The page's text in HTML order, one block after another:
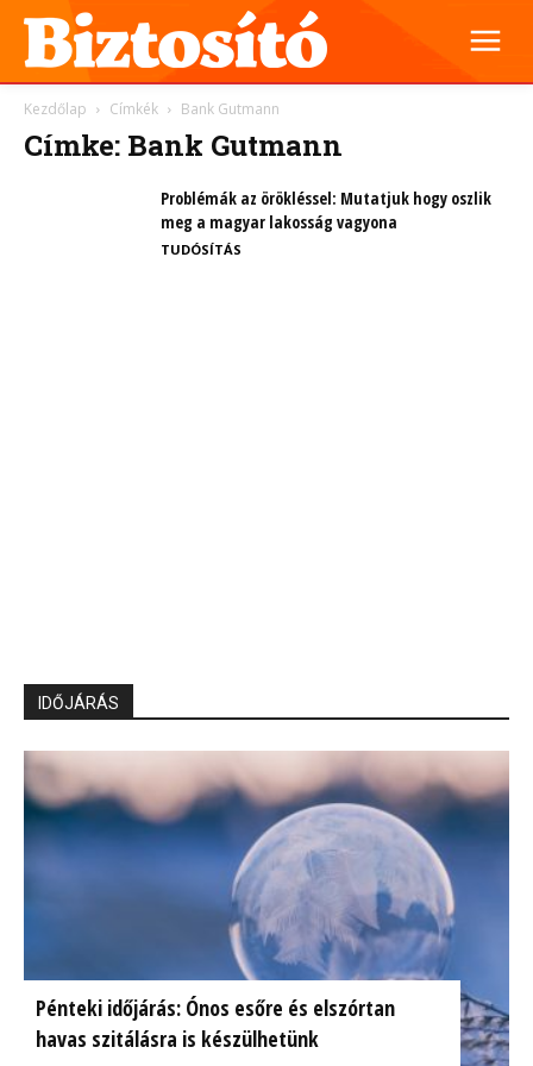
Kezdőlap Címkék Bank Gutmann
Címke: Bank Gutmann
Problémák az örökléssel: Mutatjuk hogy oszlik
meg a magyar lakosság vagyona
TUDÓSÍTÁS
IDŐJÁRÁS
Pénteki időjárás: Ónos esőre és elszórtan
havas szitálásra is készülhetünk